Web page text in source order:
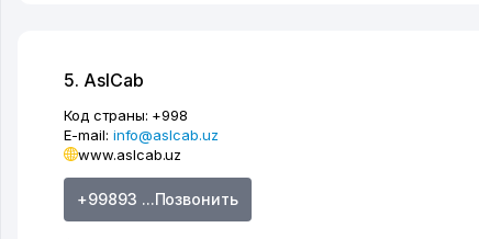
5. AslCab
Код страны: +998
E-mail: info@aslcab.uz
www.aslcab.uz
+99893 ...Позвонить